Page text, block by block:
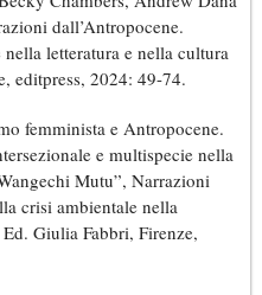
dall’Antropocene.
letteratura e nella cultura
editpress, 2024: 49-74.
femminista e Antropocene.
e multispecie nella
Mutu”, Narrazioni
crisi ambientale nella
Giulia Fabbri, Firenze,